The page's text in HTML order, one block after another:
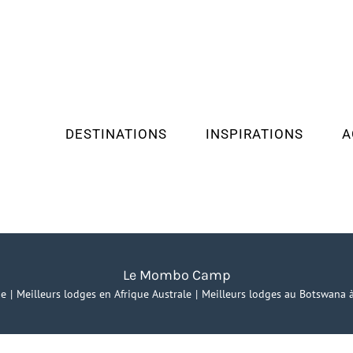
DESTINATIONS INSPIRATIONS
Le Mombo Camp
Meilleurs lodges en Afrique Australe Meilleurs lodges au Botswana